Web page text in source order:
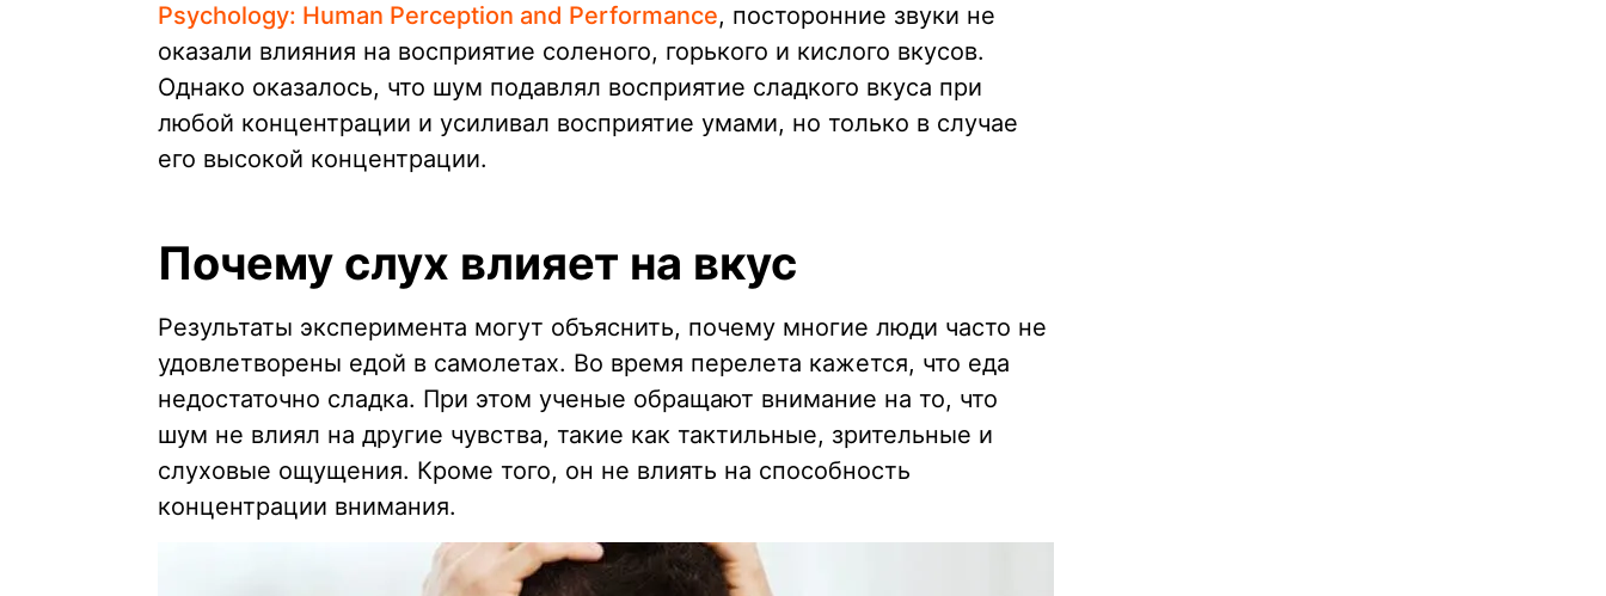
Psychology: Human Perception and Performance, посторонние звуки не
оказали влияния на восприятие соленого, горького и кислого вкусов.
Однако оказалось, что шум подавлял восприятие сладкого вкуса при
любой концентрации и усиливал восприятие умами, но только в случае
его высокой концентрации.
Почему слух влияет на вкус
Результаты эксперимента могут объяснить, почему многие люди часто не
удовлетворены едой в самолетах. Во время перелета кажется, что еда
недостаточно сладка. При этом ученые обращают внимание на то, что
шум не влиял на другие чувства, такие как тактильные, зрительные и
слуховые ощущения. Кроме того, он не влиять на способность
концентрации внимания.